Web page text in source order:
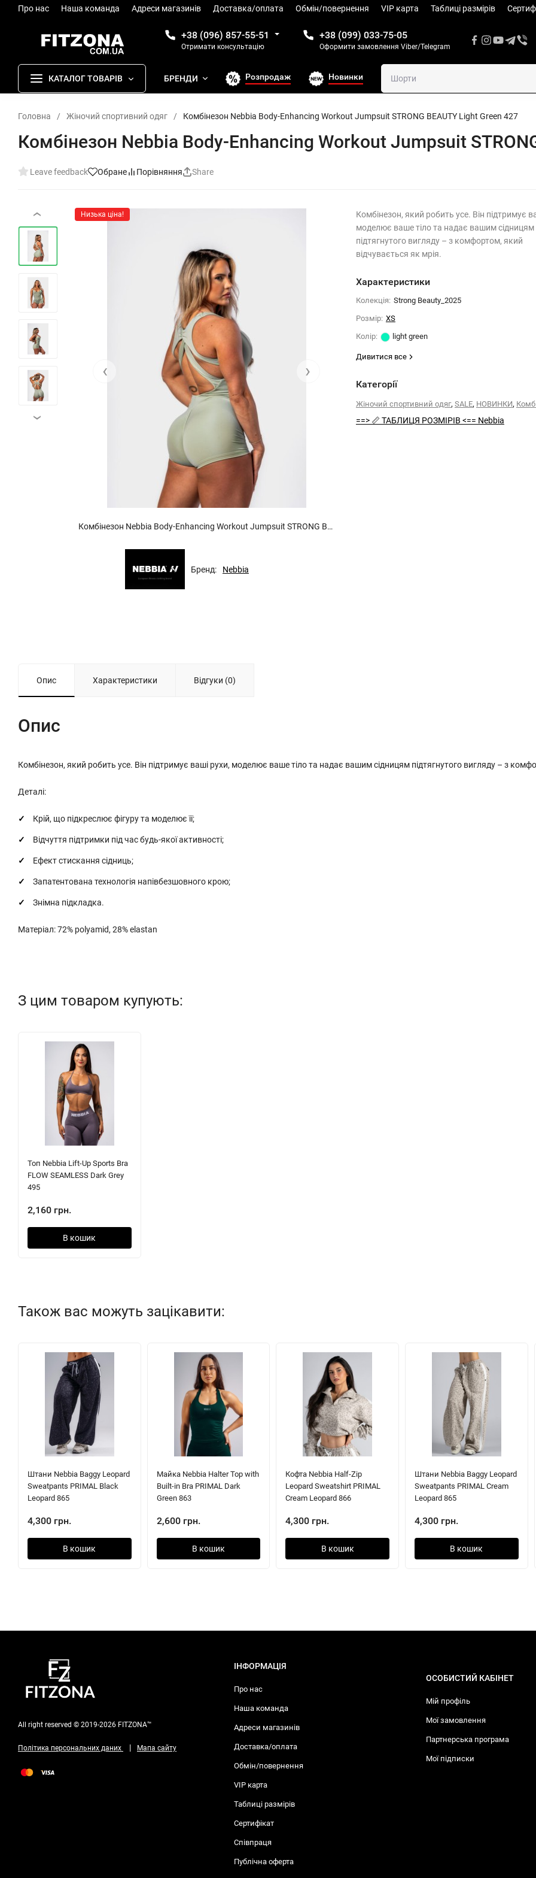
Про нас Наша команда Адреси магазинів Доставка/оплата Обмін/повернення VIP карта Таблиці размiрів
+38 (096) 857-55-51
Отримати консультацію
+38 (099) 033-75-05
Оформити замовлення Viber/Telegram
КАТАЛОГ ТОВАРІВ БРЕНДИ Розпродаж Новинки
Головна / Жіночий спортивний одяг / Комбінезон Nebbia Body-Enhancing Workout Jumpsuit STRONG BEAUTY Light Green 427
Комбінезон Nebbia Body-Enhancing Workout Jumpsuit
Leave feedback Обране Порівняння Share
Низька ціна!
Комбінезон Nebbia Body-Enhancing Workout Jumpsuit STRONG BEAUTY Light Green 427
‹ ›
‹
›
Бренд: Nebbia
​Комбінезон, який робить усе. Він підтримує
моделює ваше тіло та надає вашим сідницям
підтягнутого вигляду – з комфортом, який
відчувається як мрія.
Характеристики
Колекція: Strong Beauty_2025
Розмiр: XS
Колiр:
light green
Дивитися все
Категорії
Жіночий спортивний одяг, SALE, НОВИНКИ,
==> 📏 ТАБЛИЦЯ РОЗМІРІВ <== Nebbia
Опис Характеристики Відгуки (0)
Опис
Комбінезон, який робить усе. Він підтримує ваші рухи, моделює ваше тіло та надає вашим сідницям підтягнутого вигляду – з
Деталі:
Крій, що підкреслює фігуру та моделює її;
Відчуття підтримки під час будь-якої активності;
Ефект стискання сідниць;
Запатентована технологія напівбезшовного крою;
Знімна підкладка.
Матеріал: 72% polyamid, 28% elastan
З цим товаром купують:
Топ Nebbia Lift-Up Sports Bra
FLOW SEAMLESS Dark Grey
495
2,160 грн.
В кошик
Також вас можуть зацікавити:
Штани Nebbia Baggy Leopard
Sweatpants PRIMAL Black
Leopard 865
4,300 грн.
В кошик
Майка Nebbia Halter Top with
Built-in Bra PRIMAL Dark
Green 863
2,600 грн.
В кошик
Кофта Nebbia Half-Zip
Leopard Sweatshirt PRIMAL
Cream Leopard 866
4,300 грн.
В кошик
Штани Nebbia Baggy Leopard
Sweatpants PRIMAL Cream
Leopard 865
4,300 грн.
В кошик
All right reserved © 2019-2026 FITZONA™
Політика персональних даних | Мапа сайту
ІНФОРМАЦІЯ
Про нас
Наша команда
Адреси магазинів
Доставка/оплата
Обмін/повернення
VIP карта
Таблиці размiрів
Сертифікат
Співпраця
Публічна оферта
ОСОБИСТИЙ КАБІНЕТ
Мій профіль
Мої замовлення
Партнерська програма
Мої підписки